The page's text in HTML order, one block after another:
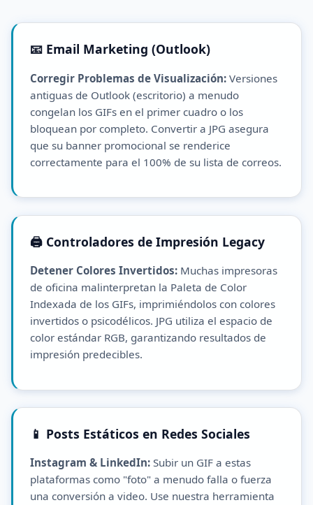
📧 Email Marketing (Outlook)
Corregir Problemas de Visualización: Versiones
antiguas de Outlook (escritorio) a menudo
congelan los GIFs en el primer cuadro o los
bloquean por completo. Convertir a JPG asegura
que su banner promocional se renderice
correctamente para el 100% de su lista de correos.
🖨️ Controladores de Impresión Legacy
Detener Colores Invertidos: Muchas impresoras
de oficina malinterpretan la Paleta de Color
Indexada de los GIFs, imprimiéndolos con colores
invertidos o psicodélicos. JPG utiliza el espacio de
color estándar RGB, garantizando resultados de
impresión predecibles.
📱 Posts Estáticos en Redes Sociales
Instagram & LinkedIn: Subir un GIF a estas
plataformas como "foto" a menudo falla o fuerza
una conversión a video. Use nuestra herramienta